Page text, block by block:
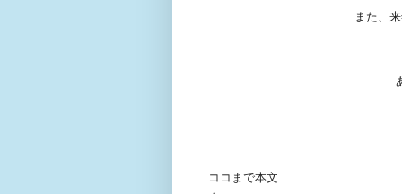
また、
ココまで本文